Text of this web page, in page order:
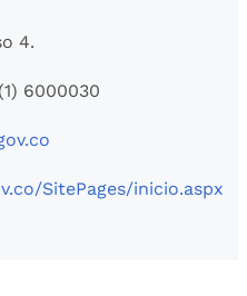
4.
6000030
SitePages/inicio.aspx